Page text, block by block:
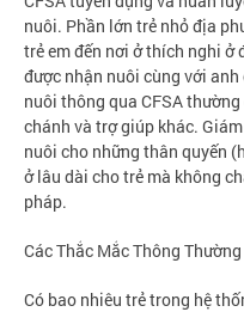
nuôi. Phần lớn trẻ nhỏ địa
trẻ em đến nơi ở thích nghi ở
được nhận nuôi cùng với
nuôi thông qua CFSA
chánh và trợ giúp khác.
nuôi cho những thân quyến
ở lâu dài cho trẻ mà không
pháp.
Các Thắc Mắc Thông Thường
Có bao nhiêu trẻ trong hệ